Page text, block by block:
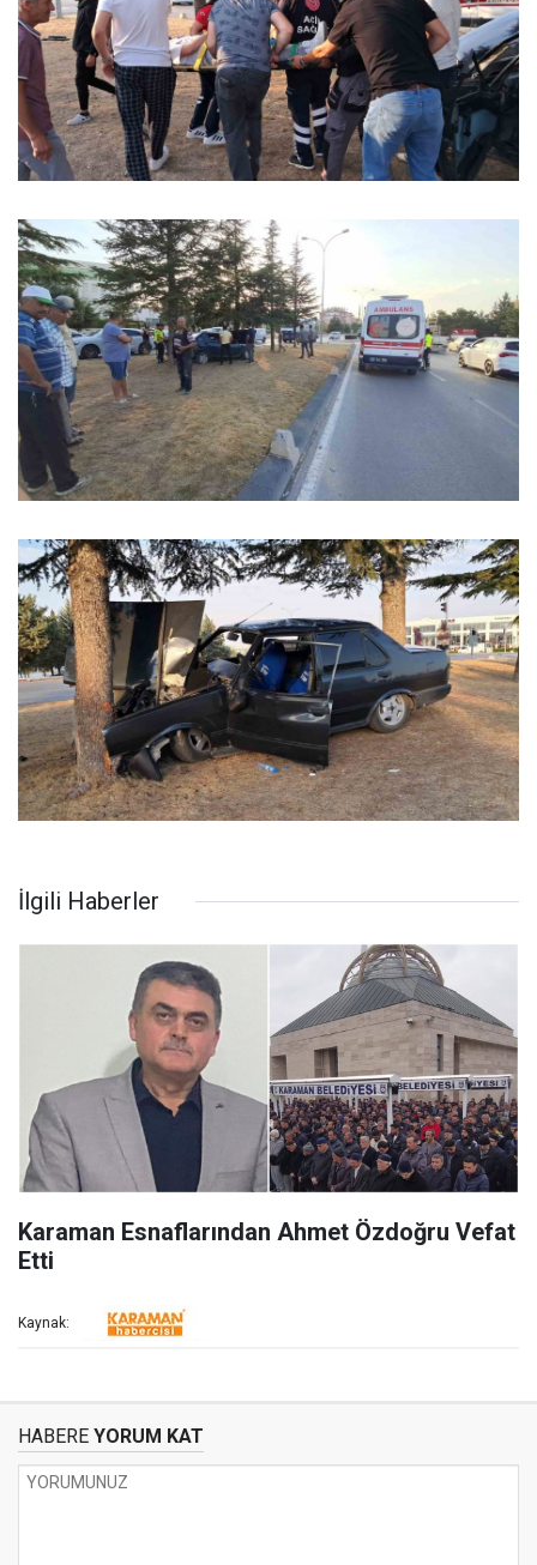
İlgili Haberler
Karaman Esnaflarından Ahmet Özdoğru Vefat
Etti
Kaynak:
HABERE YORUM KAT